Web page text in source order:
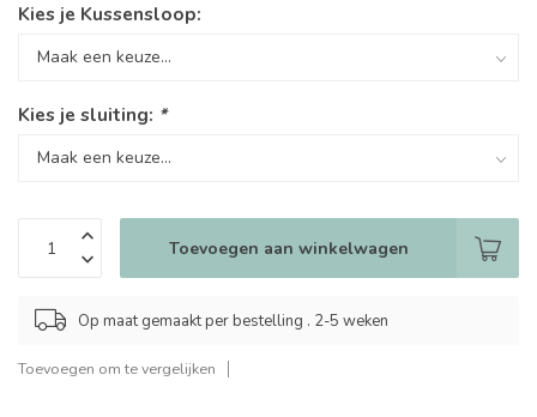
Kies je Kussensloop:
Kies je sluiting: *
Toevoegen aan winkelwagen
Op maat gemaakt per bestelling . 2-5 weken
Toevoegen om te vergelijken